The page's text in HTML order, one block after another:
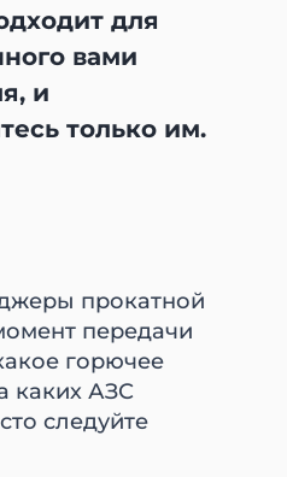
для
вами
и
только им.
прокатной
передачи
горючее
каких АЗС
следуйте